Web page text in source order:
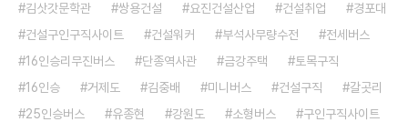
김삿갓문학관
쌍용건설 요진건설산업 건설취업
경포대
건설구인구직사이트
건설워커 부석사무량수전
전세버스
16인승리무진버스
단종역사관 금강주택
토목구직
16인승
거제도 김중배 미니버스 건설구직
갈곳리
25인승버스
유종현 강원도 소형버스
구인구직사이트